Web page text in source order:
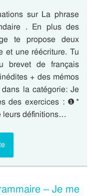
sur La phrase
. En plus des
te propose deux
et une réécriture. Tu
brevet de français
+ des mémos
la catégorie: Je
des exercices : ❶*
leurs définitions…
– Je me